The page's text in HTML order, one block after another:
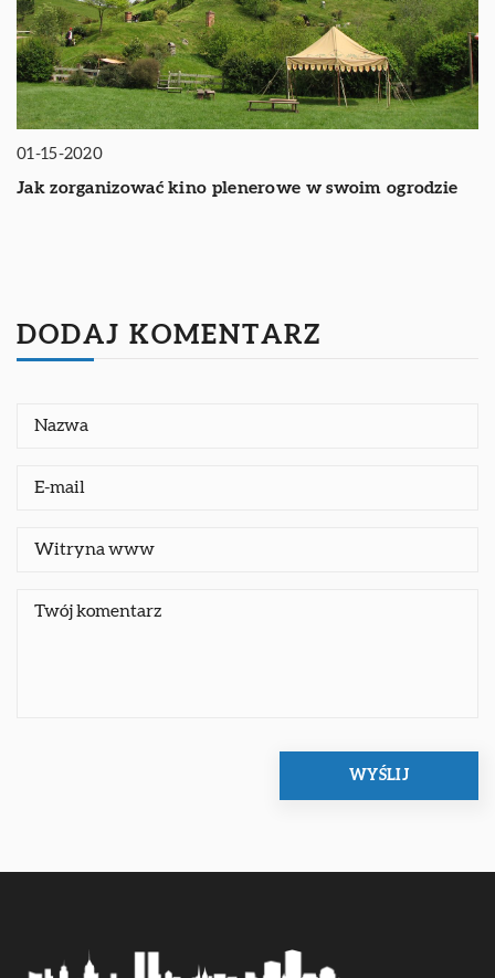
01-15-2020
Jak zorganizować kino plenerowe w swoim ogrodzie
DODAJ KOMENTARZ